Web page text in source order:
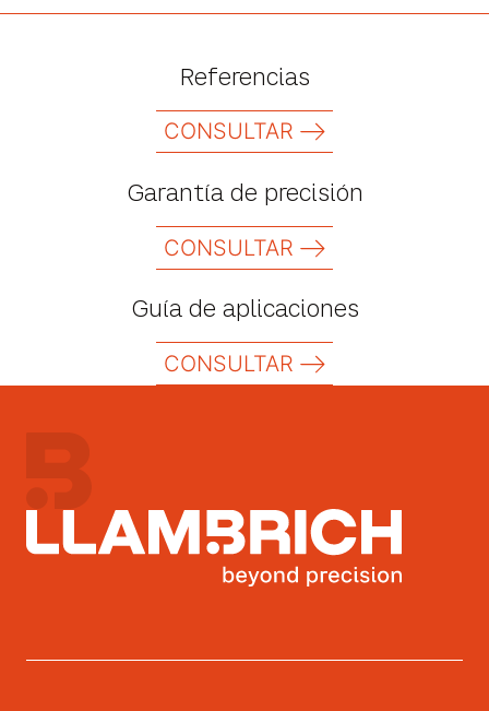
Referencias
CONSULTAR
Garantía de precisión
CONSULTAR
Guía de aplicaciones
CONSULTAR